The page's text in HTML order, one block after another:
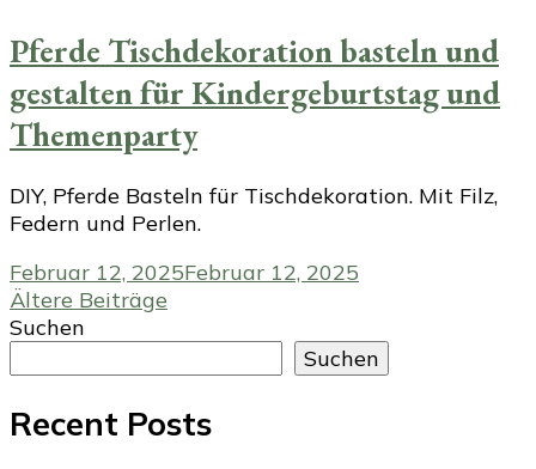
Pferde Tischdekoration basteln und
gestalten für Kindergeburtstag und
Themenparty
DIY, Pferde Basteln für Tischdekoration. Mit Filz,
Federn und Perlen.
Februar 12, 2025Februar 12, 2025
Beitragsnavigation
Ältere Beiträge
Suchen
Suchen
Recent Posts